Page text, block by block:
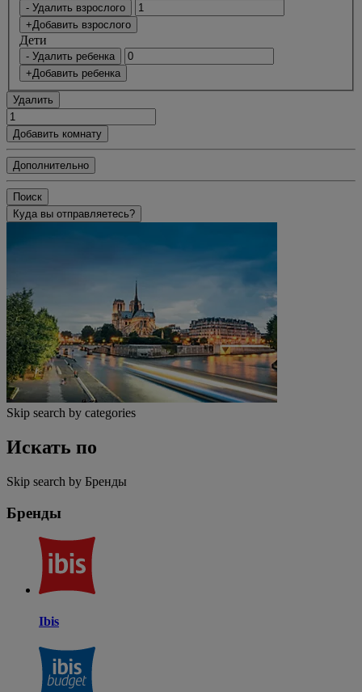
- Удалить взрослого
+Добавить взрослого
Дети
- Удалить ребенка
+Добавить ребенка
Удалить
Добавить комнату
Дополнительно
Поиск
Куда вы отправляетесь?
Skip search by categories
Искать по
Skip search by Бренды
Бренды
Ibis